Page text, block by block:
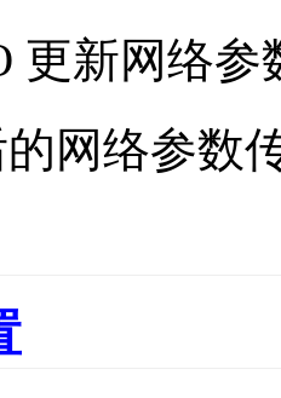
更新网络参
网络参数